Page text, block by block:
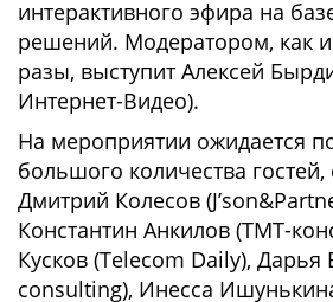
интерактивного эфира на
решений. Модератором, как
разы, выступит Алексей
Интернет-Видео).
На мероприятии ожидается
большого количества
Дмитрий Колесов
Константин Анкилов (ТМТ-
Кусков (Telecom Daily), Дарья
consulting), Инесса